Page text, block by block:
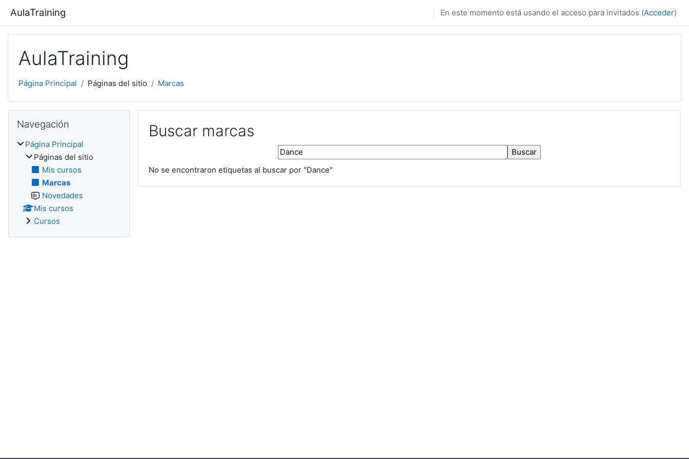
AulaTraining En este momento está usando el acceso para invitados (Acceder)
AulaTraining
Página Principal Páginas del sitio Marcas
Buscar marcas
Buscar marcas
No se encontraron etiquetas al buscar por "Dance"
Navegación
Página Principal
Páginas del sitio
Mis cursos
Marcas
Novedades
Mis cursos
Cursos